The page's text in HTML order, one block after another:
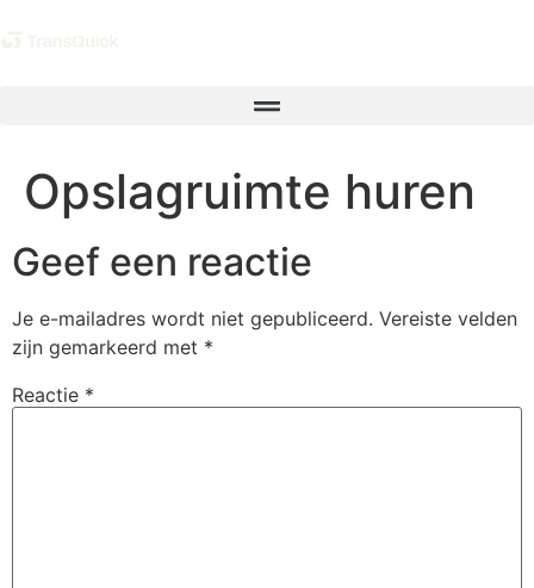
Opslagruimte huren
Geef een reactie
Je e-mailadres wordt niet gepubliceerd. Vereiste velden
zijn gemarkeerd met *
Reactie *